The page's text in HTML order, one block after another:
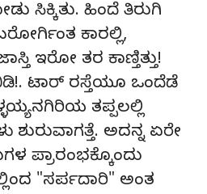
ಸಿಕ್ಕಿತು. ಹಿಂದೆ ತಿರುಗಿ
ಕಾರಲ್ಲಿ,
ಇರೋ ತರ ಕಾಣ್ತಿತ್ತು!
ಟಾರ್ ರಸ್ತೆಯೂ ಒಂದೆಡೆ
ತಪ್ಪಲಲ್ಲಿ
ಶುರುವಾಗತ್ತೆ. ಅದನ್ನ ಏರೇ
ಪ್ರಾರಂಭಕ್ಕೊಂದು
"ಸರ್ಪದಾರಿ" ಅಂತ